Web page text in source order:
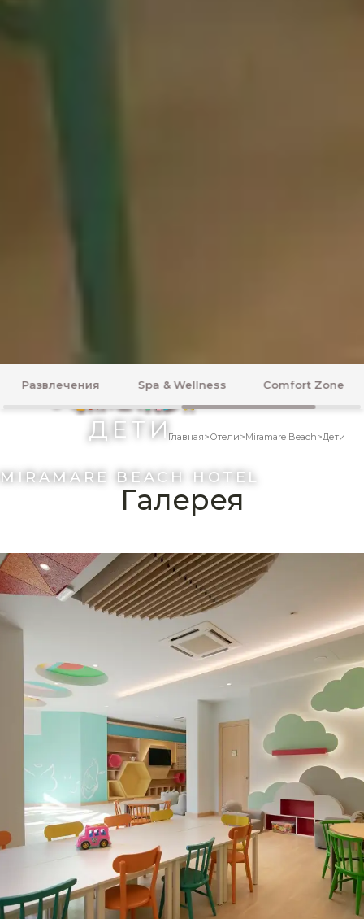
ДЕТИ
MIRAMARE BEACH HOTEL
Spa & Wellness Comfort Zone Медовый месяц
Главная>Отели>Miramare Beach>Дети
Галерея